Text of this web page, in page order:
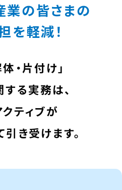
業の皆さまの
を軽減！
体・片付け」
る実務は、
ティブが
き受けます。